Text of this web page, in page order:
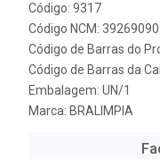
Código: 9317
Código NCM: 39269090
Código de Barras do
Código de Barras da
Embalagem: UN/1
Marca: BRALIMPIA